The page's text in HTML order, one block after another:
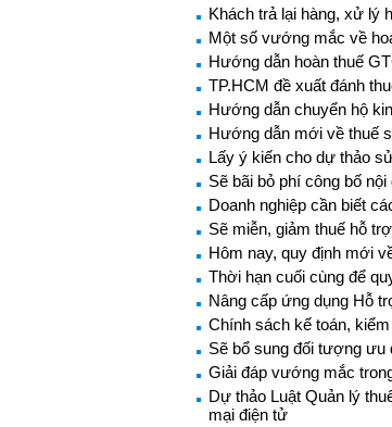
Khách trả lại hàng, xử lý
Một số vướng mắc về
Hướng dẫn hoàn thuế
TP.HCM đề xuất đánh
Hướng dẫn chuyển hộ
Hướng dẫn mới về thuế
Lấy ý kiến cho dự thảo
Sẽ bãi bỏ phí công bố
Doanh nghiệp cần biết
Sẽ miễn, giảm thuế hỗ
Hôm nay, quy định mới
Thời hạn cuối cùng để
Nâng cấp ứng dụng Hỗ
Chính sách kế toán,
Sẽ bổ sung đối tượng ưu
Giải đáp vướng mắc
Dự thảo Luật Quản lý
mại điện tử